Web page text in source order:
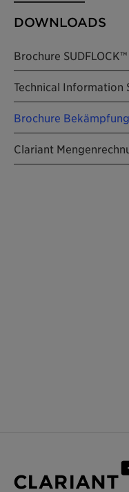
DOWNLOADS